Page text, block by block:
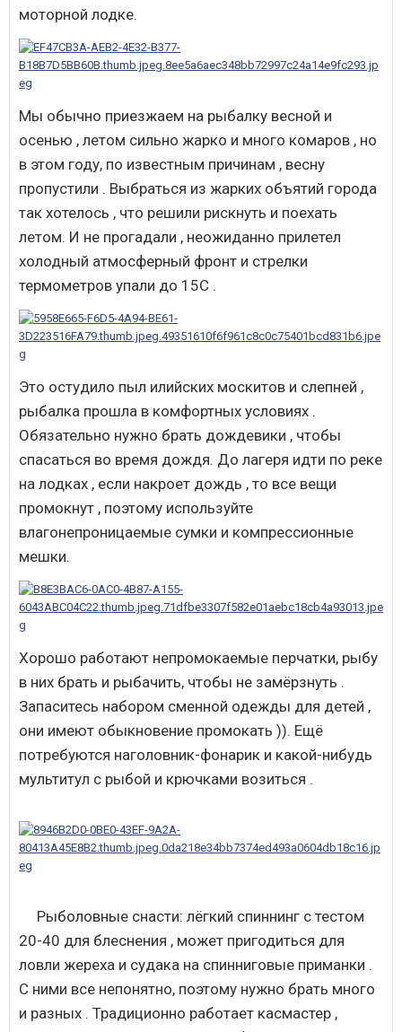
моторной лодке.
Мы обычно приезжаем на рыбалку весной и
осенью , летом сильно жарко и много комаров , но
в этом году, по известным причинам , весну
пропустили . Выбраться из жарких объятий города
так хотелось , что решили рискнуть и поехать
летом. И не прогадали , неожиданно прилетел
холодный атмосферный фронт и стрелки
термометров упали до 15С .
Это остудило пыл илийских москитов и слепней ,
рыбалка прошла в комфортных условиях .
Обязательно нужно брать дождевики , чтобы
спасаться во время дождя. До лагеря идти по реке
на лодках , если накроет дождь , то все вещи
промокнут , поэтому используйте
влагонепроницаемые сумки и компрессионные
мешки.
Хорошо работают непромокаемые перчатки, рыбу
в них брать и рыбачить, чтобы не замёрзнуть .
Запаситесь набором сменной одежды для детей ,
они имеют обыкновение промокать )). Ещё
потребуются наголовник-фонарик и какой-нибудь
мультитул с рыбой и крючками возиться .
Рыболовные снасти: лёгкий спиннинг с тестом
20-40 для блеснения , может пригодиться для
ловли жереха и судака на спинниговые приманки .
С ними все непонятно, поэтому нужно брать много
и разных . Традиционно работает касмастер ,